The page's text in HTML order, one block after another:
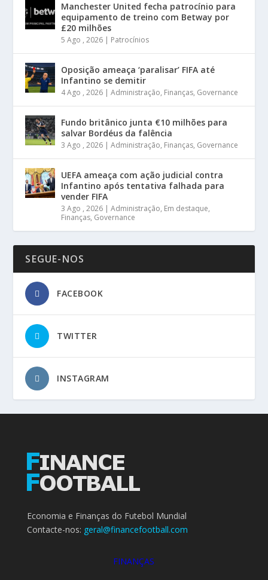
Manchester United fecha patrocínio para
equipamento de treino com Betway por
£20 milhões
5 Ago , 2026 | Patrocínios
Oposição ameaça ‘paralisar’ FIFA até
Infantino se demitir
4 Ago , 2026 |Administração, Finanças, Governance
Fundo britânico junta €10 milhões para
salvar Bordéus da falência
3 Ago , 2026 |Administração, Finanças, Governance
UEFA ameaça com ação judicial contra
Infantino após tentativa falhada para
vender FIFA
3 Ago , 2026 |Administração, Em destaque,
Finanças, Governance
SEGUE-NOS
FACEBOOK
TWITTER
INSTAGRAM
Economia e Finanças do Futebol Mundial
Contacte-nos: geral@financefootball.com
FINANÇAS